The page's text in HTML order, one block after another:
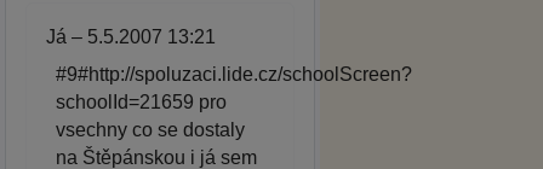
Já – 5.5.2007 13:21
#9#http://spoluzaci.lide.cz/schoolScreen?
schoolId=21659 pro
vsechny co se dostaly
na Štěpánskou i já sem